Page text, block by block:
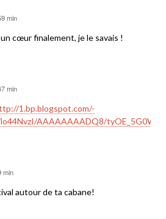
min
un cœur finalement, je le savais !
min
1.bp.blogspot.com/-
AAAAAAAADQ8/
min
autour de ta cabane!